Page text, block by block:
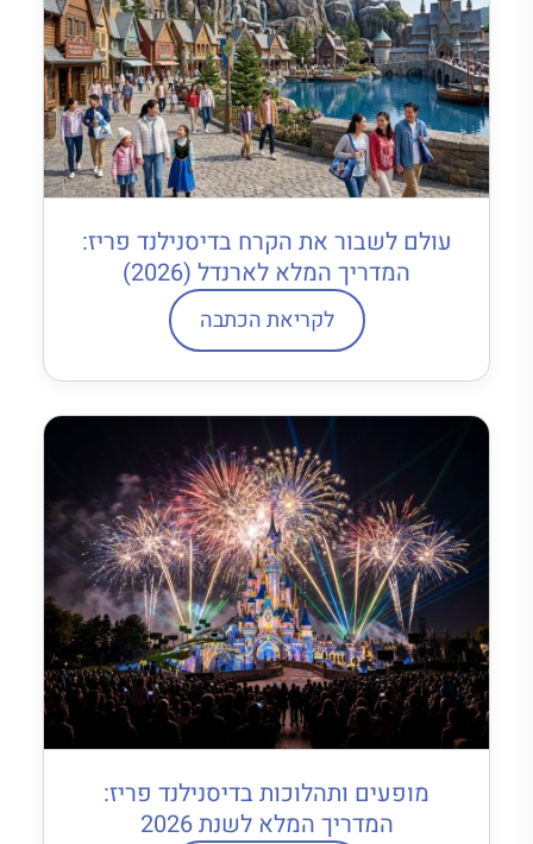
עולם לשבור את הקרח בדיסנילנד פריז:
המדריך המלא לארנדל (2026)
לקריאת הכתבה
מופעים ותהלוכות בדיסנילנד פריז:
המדריך המלא לשנת 2026